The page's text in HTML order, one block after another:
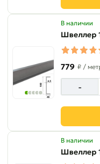
В наличии
Швеллер
779 ₽ /
-
В наличии
Швеллер